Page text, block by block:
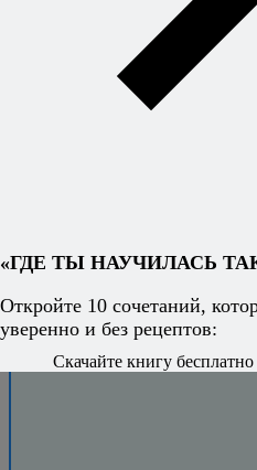
«ГДЕ ТЫ НАУЧИЛАСЬ
Откройте 10 сочетаний,
уверенно и без рецептов:
Скачайте книгу бесплатно